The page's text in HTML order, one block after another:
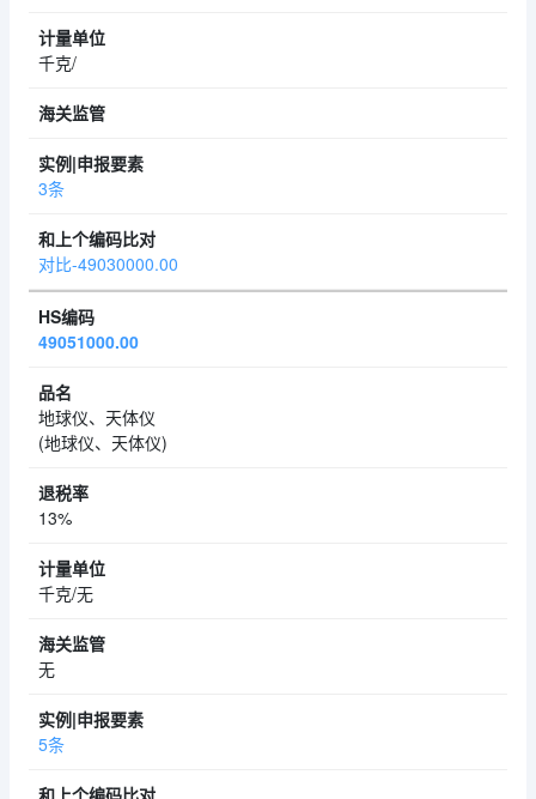
千克/
3条
对比-49030000.00
49051000.00
地球仪、天体仪
(地球仪、天体仪)
13%
千克/无
无
5条